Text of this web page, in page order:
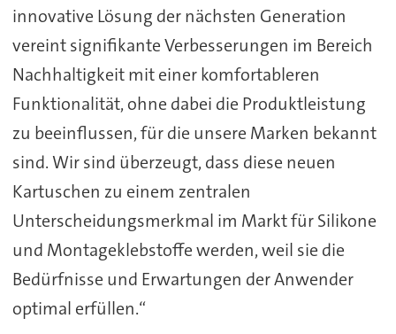
innovative Lösung der nächsten Generation
vereint signifikante Verbesserungen im Bereich
Nachhaltigkeit mit einer komfortableren
Funktionalität, ohne dabei die Produktleistung
zu beeinflussen, für die unsere Marken bekannt
sind. Wir sind überzeugt, dass diese neuen
Kartuschen zu einem zentralen
Unterscheidungsmerkmal im Markt für Silikone
und Montageklebstoffe werden, weil sie die
Bedürfnisse und Erwartungen der Anwender
optimal erfüllen.“